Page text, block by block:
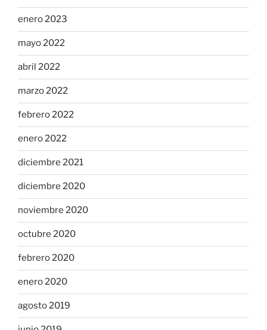
enero 2023
mayo 2022
abril 2022
marzo 2022
febrero 2022
enero 2022
diciembre 2021
diciembre 2020
noviembre 2020
octubre 2020
febrero 2020
enero 2020
agosto 2019